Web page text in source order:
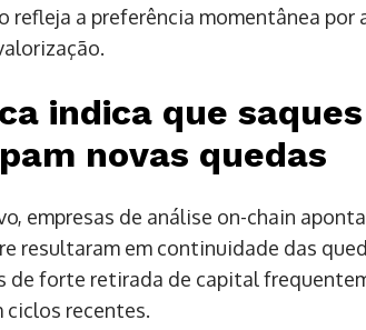
refleja a preferência momentânea
indica que
novas quedas
empresas de análise on-chain
resultaram em continuidade das
de forte retirada de capital
recentes.